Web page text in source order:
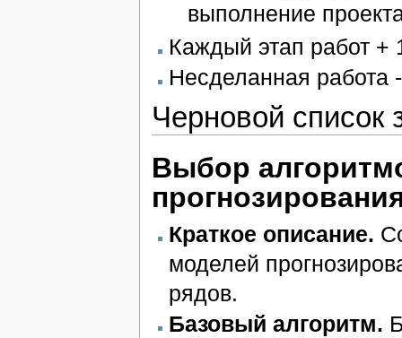
выполнение
Каждый этап работ
Несделанная работа
Черновой список
Выбор
Краткое описание.
моделей
рядов.
Базовый алгоритм.